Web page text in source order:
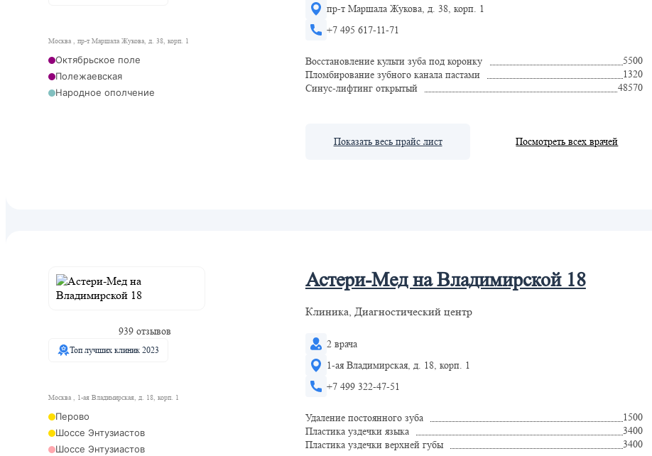
Москва , пр-т Маршала Жукова, д. 38, корп. 1
Октябрьское поле
Полежаевская
Народное ополчение
пр-т Маршала Жукова, д. 38, корп. 1
+7 495 617-11-71
Восстановление культи зуба под коронку
5500
Пломбирование зубного канала пастами
1320
Синус-лифтинг открытый
48570
Показать весь прайс лист Посмотреть всех врачей
939 отзывов
Топ лучших клиник 2023
Москва , 1-ая Владимирская, д. 18, корп. 1
Перово
Шоссе Энтузиастов
Шоссе Энтузиастов
Астери-Мед на Владимирской 18
Клиника, Диагностический центр
2 врача
1-ая Владимирская, д. 18, корп. 1
+7 499 322-47-51
Удаление постоянного зуба
1500
Пластика уздечки языка
3400
Пластика уздечки верхней губы
3400